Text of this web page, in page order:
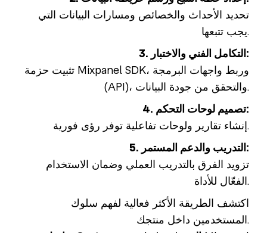
تحديد الأحداث والخصائص ومسارات البيانات التي
يجب تتبعها.
3. التكامل الفني والاختبار:
تثبيت حزمة Mixpanel SDK، وربط واجهات البرمجة
(API)، والتحقق من جودة البيانات.
4. تصميم لوحات التحكم:
إنشاء تقارير ولوحات تفاعلية توفر رؤى فورية.
5. التدريب والدعم المستمر:
تزويد الفرق بالتدريب العملي وضمان الاستخدام
الفعّال للأداة.
اكتشف الطريقة الأكثر فعالية لفهم سلوك
المستخدمين داخل منتجك.